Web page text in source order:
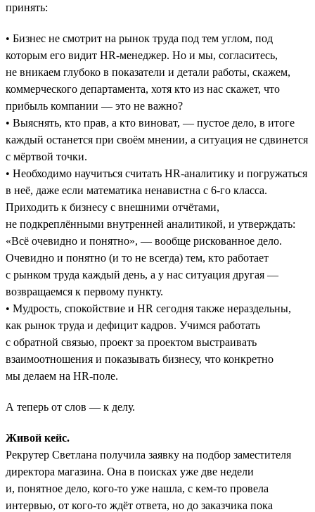
принять:
• Бизнес не смотрит на рынок труда под тем углом, под
которым его видит HR-менеджер. Но и мы, согласитесь,
не вникаем глубоко в показатели и детали работы, скажем,
коммерческого департамента, хотя кто из нас скажет, что
прибыль компании — это не важно?
• Выяснять, кто прав, а кто виноват, — пустое дело, в итоге
каждый останется при своём мнении, а ситуация не сдвинется
с мёртвой точки.
• Необходимо научиться считать HR-аналитику и погружаться
в неё, даже если математика ненавистна с 6-го класса.
Приходить к бизнесу с внешними отчётами,
не подкреплёнными внутренней аналитикой, и утверждать:
«Всё очевидно и понятно», — вообще рискованное дело.
Очевидно и понятно (и то не всегда) тем, кто работает
с рынком труда каждый день, а у нас ситуация другая —
возвращаемся к первому пункту.
• Мудрость, спокойствие и HR сегодня также нераздельны,
как рынок труда и дефицит кадров. Учимся работать
с обратной связью, проект за проектом выстраивать
взаимоотношения и показывать бизнесу, что конкретно
мы делаем на HR-поле.
А теперь от слов — к делу.
Живой кейс.
Рекрутер Светлана получила заявку на подбор заместителя
директора магазина. Она в поисках уже две недели
и, понятное дело, кого-то уже нашла, с кем-то провела
интервью, от кого-то ждёт ответа, но до заказчика пока